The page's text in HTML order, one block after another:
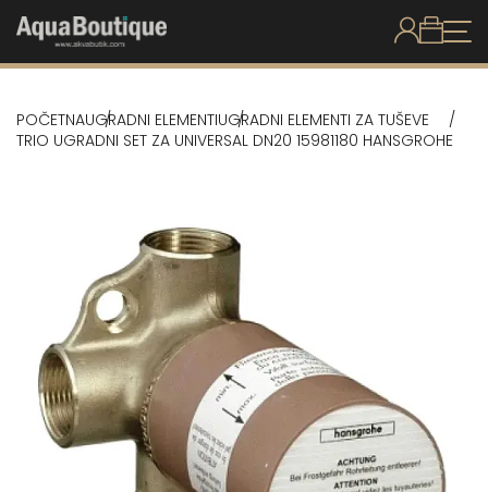
POČETNAUGRADNI ELEMENTIUGRADNI ELEMENTI ZA TUŠEVE
TRIO UGRADNI SET ZA UNIVERSAL DN20 15981180 HANSGROHE